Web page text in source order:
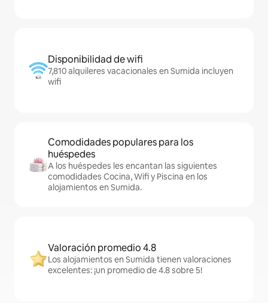
Disponibilidad de wifi
7,810 alquileres vacacionales en Sumida incluyen
wifi
Comodidades populares para los
huéspedes
A los huéspedes les encantan las siguientes
comodidades Cocina, Wifi y Piscina en los
alojamientos en Sumida.
Valoración promedio 4.8
Los alojamientos en Sumida tienen valoraciones
excelentes: ¡un promedio de 4.8 sobre 5!